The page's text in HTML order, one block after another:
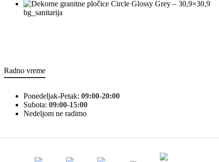
bg_sanitarija
Radno vreme
Ponedeljak-Petak: 09:00-20:00
Subota: 09:00-15:00
Nedeljom ne radimo